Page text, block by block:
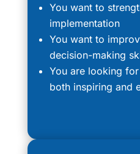
You want to
implementation
You want to
decision-making
You are looking
both inspiring and